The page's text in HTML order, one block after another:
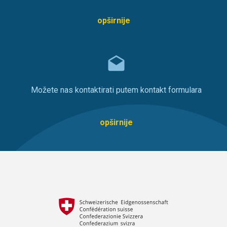
opširnije
Možete nas kontaktirati putem kontakt formulara
opširnije